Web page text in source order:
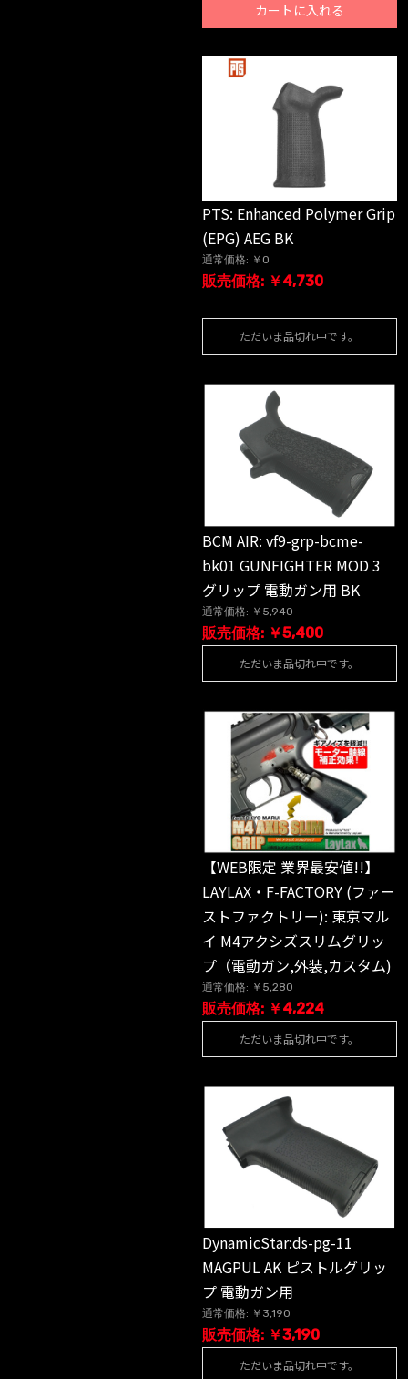
カートに入れる
PTS: Enhanced Polymer Grip
(EPG) AEG BK
通常価格: ￥0
販売価格: ￥4,730
ただいま品切れ中です。
BCM AIR: vf9-grp-bcme-
bk01 GUNFIGHTER MOD 3
グリップ 電動ガン用 BK
通常価格: ￥5,940
販売価格: ￥5,400
ただいま品切れ中です。
【WEB限定 業界最安値!!】
LAYLAX・F-FACTORY (ファー
ストファクトリー): 東京マル
イ M4アクシズスリムグリッ
プ（電動ガン,外装,カスタム)
通常価格: ￥5,280
販売価格: ￥4,224
ただいま品切れ中です。
DynamicStar:ds-pg-11
MAGPUL AK ピストルグリッ
プ 電動ガン用
通常価格: ￥3,190
販売価格: ￥3,190
ただいま品切れ中です。